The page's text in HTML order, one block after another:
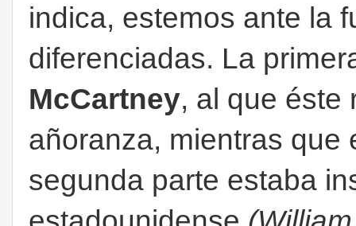
indica, estemos ante la
diferenciadas. La
McCartney, al que éste
añoranza, mientras que
segunda parte estaba